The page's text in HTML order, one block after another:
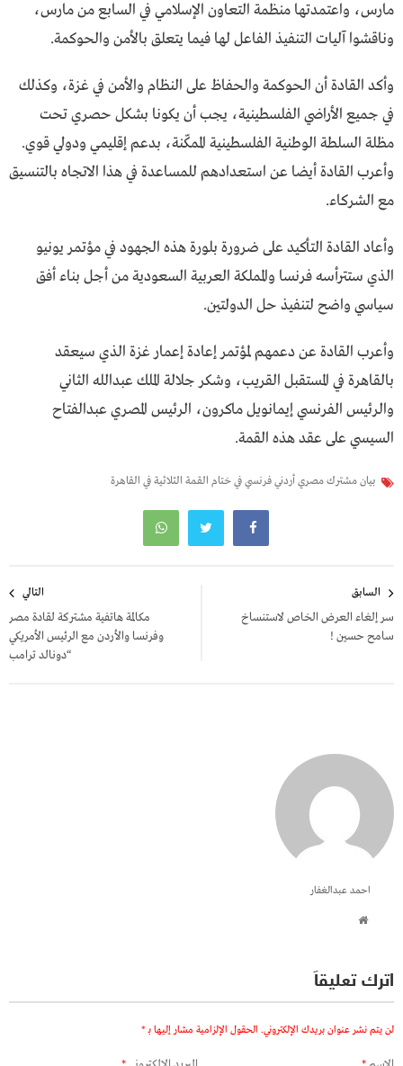
مارس، واعتمدتها منظمة التعاون الإسلامي في السابع من مارس،
وناقشوا آليات التنفيذ الفاعل لها فيما يتعلق بالأمن والحوكمة.
وأكد القادة أن الحوكمة والحفاظ على النظام والأمن في غزة، وكذلك
في جميع الأراضي الفلسطينية، يجب أن يكونا بشكل حصري تحت
مظلة السلطة الوطنية الفلسطينية الممكّنة، بدعم إقليمي ودولي قوي.
وأعرب القادة أيضا عن استعدادهم للمساعدة في هذا الاتجاه بالتنسيق
مع الشركاء.
وأعاد القادة التأكيد على ضرورة بلورة هذه الجهود في مؤتمر يونيو
الذي ستترأسه فرنسا والمملكة العربية السعودية من أجل بناء أفق
سياسي واضح لتنفيذ حل الدولتين.
وأعرب القادة عن دعمهم لمؤتمر إعادة إعمار غزة الذي سيعقد
بالقاهرة في المستقبل القريب، وشكر جلالة الملك عبدالله الثاني
والرئيس الفرنسي إيمانويل ماكرون، الرئيس المصري عبدالفتاح
السيسي على عقد هذه القمة.
بيان مشترك مصري أردني فرنسي في ختام القمة الثلاثية في القاهرة
المقالات
السابق
سر إلغاء العرض الخاص لاستنساخ
سامح حسين !
التالي
مكالمة هاتفية مشتركة لقادة مصر
وفرنسا والأردن مع الرئيس الأمريكي
“دونالد ترامب
احمد عبدالغفار
اترك تعليقاً
لن يتم نشر عنوان بريدك الإلكتروني. الحقول الإلزامية مشار إليها بـ *